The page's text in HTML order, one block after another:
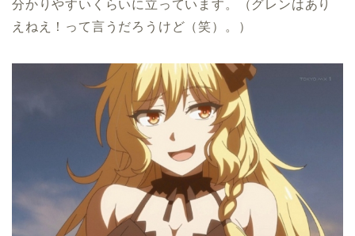
分かりやすいくらいに立っています。（グレンはあり
えねえ！って言うだろうけど（笑）。）